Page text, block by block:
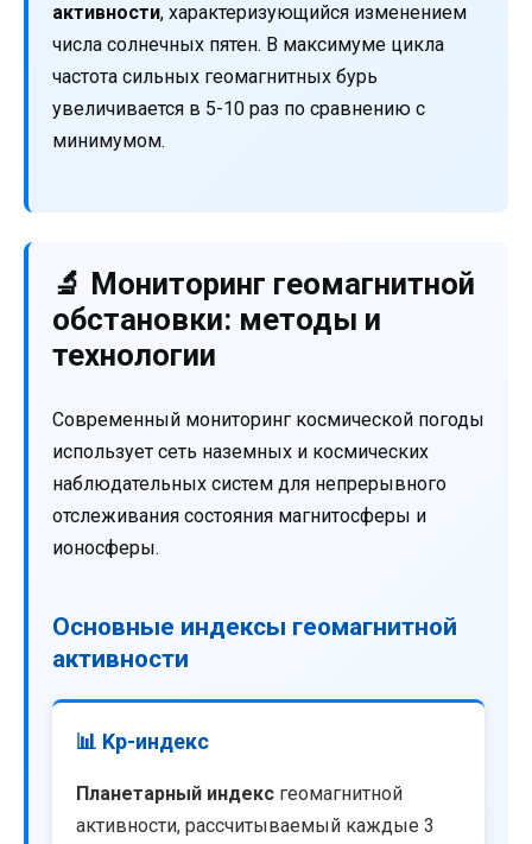
активности, характеризующийся изменением
числа солнечных пятен. В максимуме цикла
частота сильных геомагнитных бурь
увеличивается в 5-10 раз по сравнению с
минимумом.
🔬 Мониторинг геомагнитной
обстановки: методы и
технологии
Современный мониторинг космической погоды
использует сеть наземных и космических
наблюдательных систем для непрерывного
отслеживания состояния магнитосферы и
ионосферы.
Основные индексы геомагнитной
активности
📊 Kp-индекс
Планетарный индекс геомагнитной
активности, рассчитываемый каждые 3